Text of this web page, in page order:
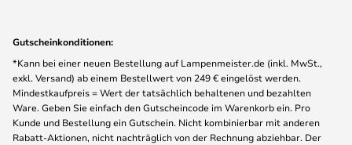
Gutscheinkonditionen:
*Kann bei einer neuen Bestellung auf Lampenmeister.de (inkl. MwSt.,
exkl. Versand) ab einem Bestellwert von 249 € eingelöst werden.
Mindestkaufpreis = Wert der tatsächlich behaltenen und bezahlten
Ware. Geben Sie einfach den Gutscheincode im Warenkorb ein. Pro
Kunde und Bestellung ein Gutschein. Nicht kombinierbar mit anderen
Rabatt-Aktionen, nicht nachträglich von der Rechnung abziehbar. Der